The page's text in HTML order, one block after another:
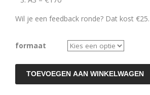
Wil je een feedback ronde? Dat kost €25.
formaat
Illustratie
op
TOEVOEGEN AAN WINKELWAGEN